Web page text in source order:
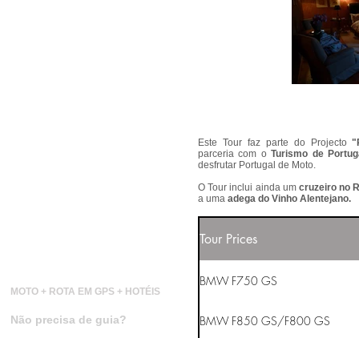
MOTO + ROTA EM GPS + HOTÉIS
Não precisa de guia?
Este Tour faz parte do Projecto
parceria com oTurismo de
desfrutar Portugal de Moto.
O Tour inclui ainda um cruzeiro no
a uma adega do Vinho Alentejano.
Tour Prices
BMW F750 GS
BMW F850 GS/F800 GS